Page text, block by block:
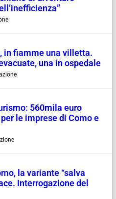
in fiamme una villetta.
una in ospedale
560mila euro
le imprese di Como e
la variante “salva
Interrogazione del